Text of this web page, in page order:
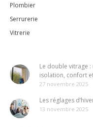
Plombier
Serrurerie
Vitrerie
Le double vitrage
isolation, confort
27 novembre 2025
Les réglages
13 novembre 2025